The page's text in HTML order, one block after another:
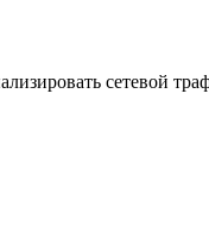
сетевой